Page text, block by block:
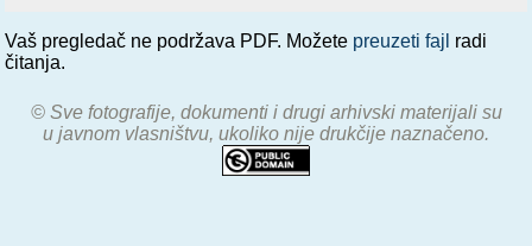
Vaš pregledač ne podržava PDF. Možete preuzeti fajl radi
čitanja.
© Sve fotografije, dokumenti i drugi arhivski materijali su
u javnom vlasništvu, ukoliko nije drukčije naznačeno.